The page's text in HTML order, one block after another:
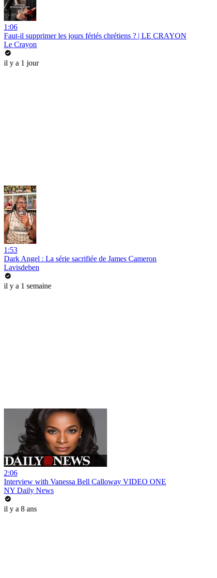
1:06
Faut-il supprimer les jours fériés chrétiens ? | LE CRAYON
Le Crayon
il y a 1 jour
1:53
Dark Angel : La série sacrifiée de James Cameron
Lavisdeben
il y a 1 semaine
2:06
Interview with Vanessa Bell Calloway VIDEO ONE
NY Daily News
il y a 8 ans